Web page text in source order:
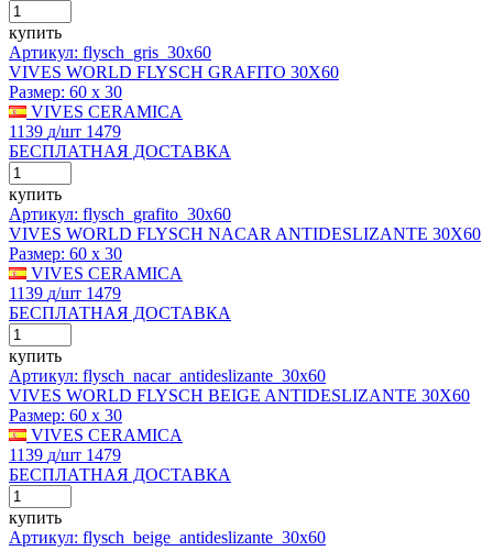
купить
Артикул: flysch_gris_30x60
VIVES WORLD FLYSCH GRAFITO 30X60
Размер: 60 x 30
VIVES CERAMICA
1139 д/шт 1479
БЕСПЛАТНАЯ ДОСТАВКА
купить
Артикул: flysch_grafito_30x60
VIVES WORLD FLYSCH NACAR ANTIDESLIZANTE 30X60
Размер: 60 x 30
VIVES CERAMICA
1139 д/шт 1479
БЕСПЛАТНАЯ ДОСТАВКА
купить
Артикул: flysch_nacar_antideslizante_30x60
VIVES WORLD FLYSCH BEIGE ANTIDESLIZANTE 30X60
Размер: 60 x 30
VIVES CERAMICA
1139 д/шт 1479
БЕСПЛАТНАЯ ДОСТАВКА
купить
Артикул: flysch_beige_antideslizante_30x60